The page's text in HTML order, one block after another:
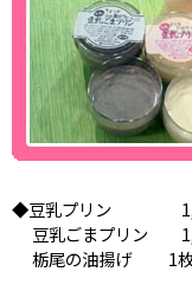
会社概要・ビジ
お問い合わせ
◆豆乳プリン
豆乳ごまプリン
栃尾の油揚げ 1